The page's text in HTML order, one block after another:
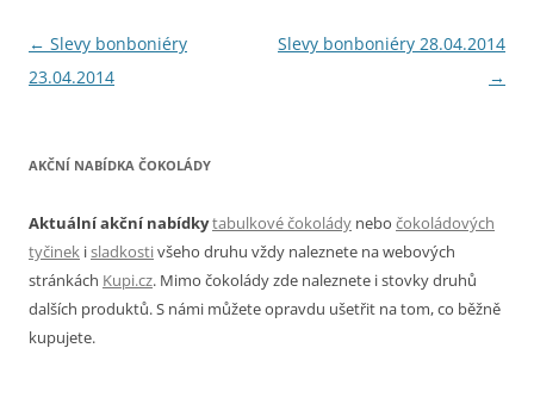
Navigace
pro
← Slevy bonboniéry
23.04.2014
Slevy bonboniéry 28.04.2014
→
AKČNÍ NABÍDKA ČOKOLÁDY
Aktuální akční nabídkytabulkové čokolády nebo čokoládových
tyčinek isladkostivšeho druhu vždy naleznete na webových
stránkách Kupi.cz. Mimo čokolády zde naleznete i stovky druhů
dalších produktů. S námi můžete opravdu ušetřit na tom, co běžně
kupujete.